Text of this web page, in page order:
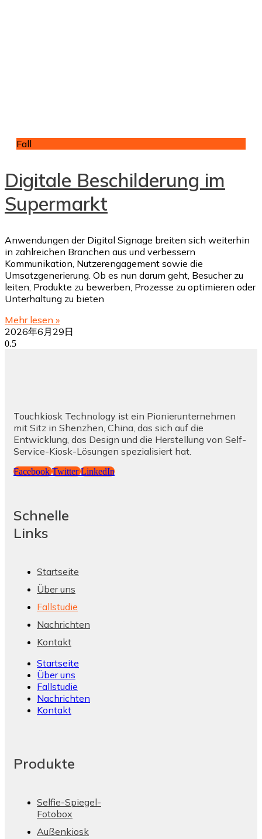
Fall
Digitale Beschilderung im
Supermarkt
Anwendungen der Digital Signage breiten sich weiterhin
in zahlreichen Branchen aus und verbessern
Kommunikation, Nutzerengagement sowie die
Umsatzgenerierung. Ob es nun darum geht, Besucher zu
leiten, Produkte zu bewerben, Prozesse zu optimieren oder
Unterhaltung zu bieten
Mehr lesen »
2026年6月29日
Touchkiosk Technology ist ein Pionierunternehmen
mit Sitz in Shenzhen, China, das sich auf die
Entwicklung, das Design und die Herstellung von Self-
Service-Kiosk-Lösungen spezialisiert hat.
Facebook Twitter LinkedIn
Schnelle
Links
Startseite
Über uns
Fallstudie
Nachrichten
Kontakt
Startseite
Über uns
Fallstudie
Nachrichten
Kontakt
Produkte
Selfie-Spiegel-
Fotobox
Außenkiosk